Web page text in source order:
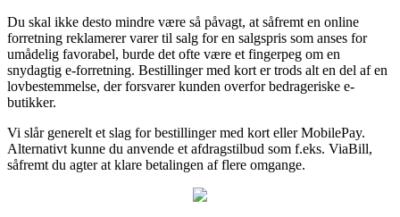
Du skal ikke desto mindre være så påvagt, at såfremt en online
forretning reklamerer varer til salg for en salgspris som anses for
umådelig favorabel, burde det ofte være et fingerpeg om en
snydagtig e-forretning. Bestillinger med kort er trods alt en del af en
lovbestemmelse, der forsvarer kunden overfor bedrageriske e-
butikker.
Vi slår generelt et slag for bestillinger med kort eller MobilePay.
Alternativt kunne du anvende et afdragstilbud som f.eks. ViaBill,
såfremt du agter at klare betalingen af flere omgange.